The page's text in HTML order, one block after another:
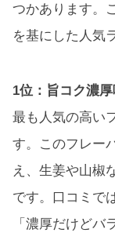
つかあります。
を基にした人気
1位：旨コク濃
最も人気の高い
す。このフレー
え、生姜や山椒
です。口コミで
「濃厚だけどバ